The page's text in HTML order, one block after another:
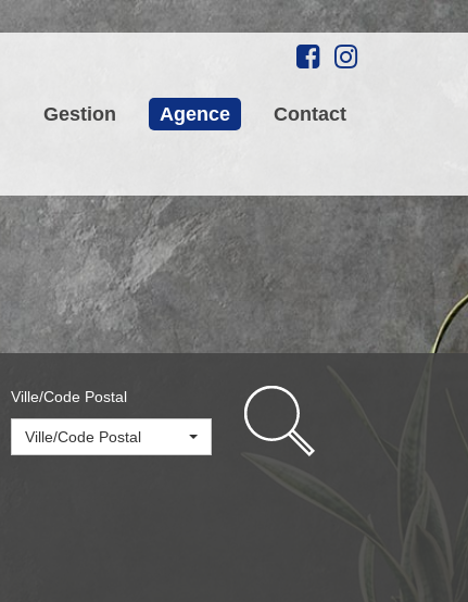
Gestion Agence Contact
Ville/Code Postal
Ville/Code Postal